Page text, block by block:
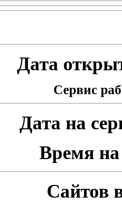
Дата
Сервис
Дата на
Время на
Сайтов